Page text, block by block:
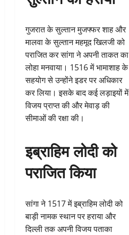
गुजरात के सुल्तान मुजफ्फर शाह और
मालवा के सुल्तान महमूद खिलजी को
पराजित कर सांगा ने अपनी ताकत का
लोहा मनवाया। 1516 में भामाशाह के
सहयोग से उन्होंने इडर पर अधिकार
कर लिया। इसके बाद कई लड़ाइयों में
विजय प्राप्त की और मेवाड़ की
सीमाओं की रक्षा की।
इब्राहिम लोदी को
पराजित किया
सांगा ने 1517 में इब्राहिम लोदी को
बाड़ी नामक स्थान पर हराया और
दिल्ली तक अपनी विजय पताका